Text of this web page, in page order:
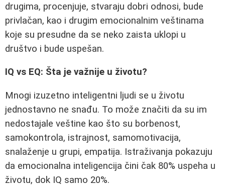
drugima, procenjuje, stvaraju dobri odnosi, bude
privlačan, kao i drugim emocionalnim veštinama
koje su presudne da se neko zaista uklopi u
društvo i bude uspešan.
IQ vs EQ: Šta je važnije u životu?
Mnogi izuzetno inteligentni ljudi se u životu
jednostavno ne snađu. To može značiti da su im
nedostajale veštine kao što su borbenost,
samokontrola, istrajnost, samomotivacija,
snalaženje u grupi, empatija. Istraživanja pokazuju
da emocionalna inteligencija čini čak 80% uspeha u
životu, dok IQ samo 20%.